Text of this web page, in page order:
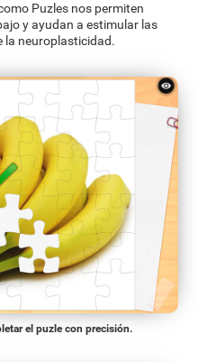
Puzles nos permiten
y ayudan a estimular las
la neuroplasticidad.
el puzle con precisión.